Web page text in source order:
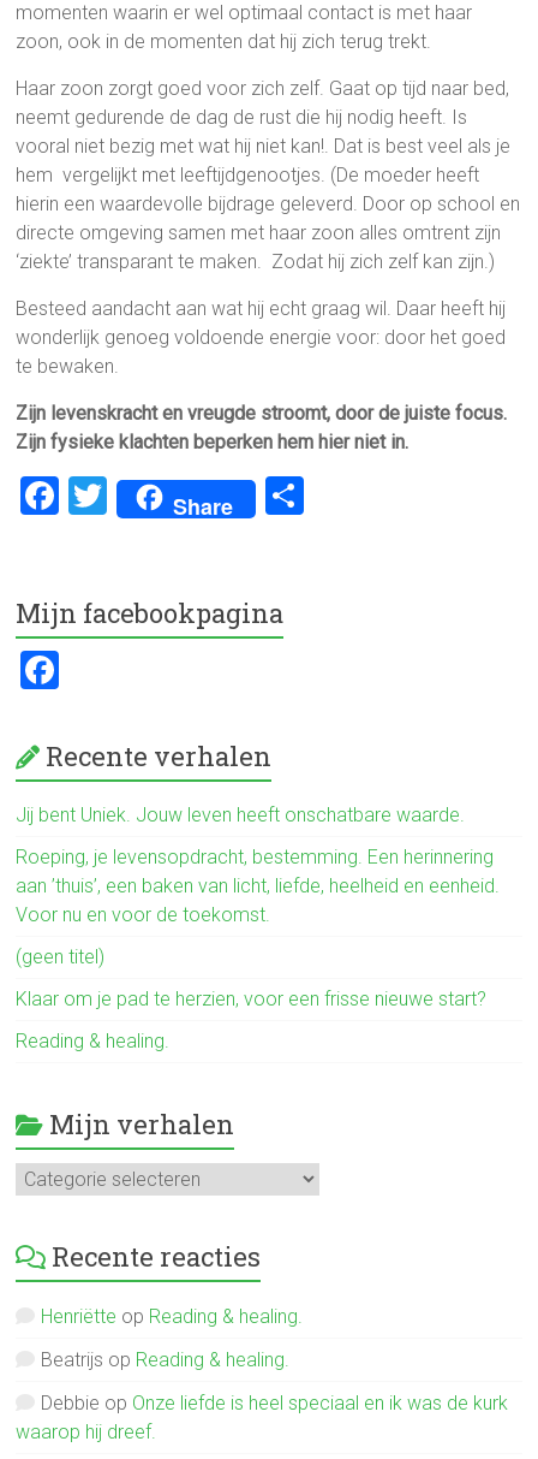
momenten waarin er wel optimaal contact is met haar
zoon, ook in de momenten dat hij zich terug trekt.
Haar zoon zorgt goed voor zich zelf. Gaat op tijd naar bed,
neemt gedurende de dag de rust die hij nodig heeft. Is
vooral niet bezig met wat hij niet kan!. Dat is best veel als je
hem vergelijkt met leeftijdgenootjes. (De moeder heeft
hierin een waardevolle bijdrage geleverd. Door op school en
directe omgeving samen met haar zoon alles omtrent zijn
‘ziekte’ transparant te maken. Zodat hij zich zelf kan zijn.)
Besteed aandacht aan wat hij echt graag wil. Daar heeft hij
wonderlijk genoeg voldoende energie voor: door het goed
te bewaken.
Zijn levenskracht en vreugde stroomt, door de juiste focus.
Zijn fysieke klachten beperken hem hier niet in.
F
b
o
T
wi
er
Share
Mijn facebookpagina
ce
b
o
ok
Recente verhalen
Jij bent Uniek. Jouw leven heeft onschatbare waarde.
Roeping, je levensopdracht, bestemming. Een herinnering
aan ’thuis’, een baken van licht, liefde, heelheid en eenheid.
Voor nu en voor de toekomst.
(geen titel)
Klaar om je pad te herzien, voor een frisse nieuwe start?
Reading & healing.
Mijn verhalen
Mijn
verhalen
Recente reacties
Henriëtte op Reading & healing.
Beatrijs op Reading & healing.
Debbie op Onze liefde is heel speciaal en ik was de kurk
waarop hij dreef.